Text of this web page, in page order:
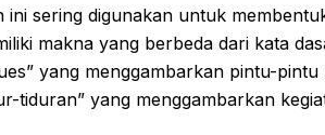
ini sering digunakan untuk
makna yang berbeda dari kata
yang menggambarkan pintu-
tiduran” yang menggambarkan